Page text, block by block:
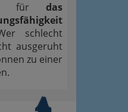
für das
schlecht
ausgeruht
zu einer